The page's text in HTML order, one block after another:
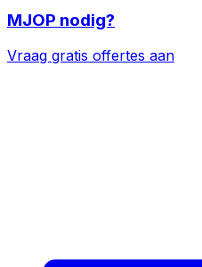
MJOP nodig?
Vraag gratis offertes aan